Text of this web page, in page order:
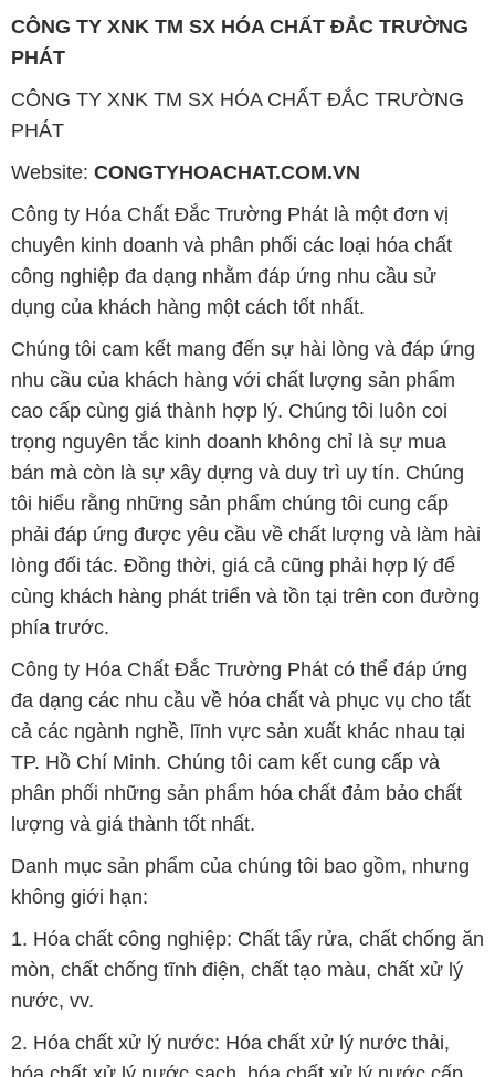
CÔNG TY XNK TM SX HÓA CHẤT ĐẮC TRƯỜNG
PHÁT
CÔNG TY XNK TM SX HÓA CHẤT ĐẮC TRƯỜNG
PHÁT
Website: CONGTYHOACHAT.COM.VN
Công ty Hóa Chất Đắc Trường Phát là một đơn vị
chuyên kinh doanh và phân phối các loại hóa chất
công nghiệp đa dạng nhằm đáp ứng nhu cầu sử
dụng của khách hàng một cách tốt nhất.
Chúng tôi cam kết mang đến sự hài lòng và đáp ứng
nhu cầu của khách hàng với chất lượng sản phẩm
cao cấp cùng giá thành hợp lý. Chúng tôi luôn coi
trọng nguyên tắc kinh doanh không chỉ là sự mua
bán mà còn là sự xây dựng và duy trì uy tín. Chúng
tôi hiểu rằng những sản phẩm chúng tôi cung cấp
phải đáp ứng được yêu cầu về chất lượng và làm hài
lòng đối tác. Đồng thời, giá cả cũng phải hợp lý để
cùng khách hàng phát triển và tồn tại trên con đường
phía trước.
Công ty Hóa Chất Đắc Trường Phát có thể đáp ứng
đa dạng các nhu cầu về hóa chất và phục vụ cho tất
cả các ngành nghề, lĩnh vực sản xuất khác nhau tại
TP. Hồ Chí Minh. Chúng tôi cam kết cung cấp và
phân phối những sản phẩm hóa chất đảm bảo chất
lượng và giá thành tốt nhất.
Danh mục sản phẩm của chúng tôi bao gồm, nhưng
không giới hạn:
1. Hóa chất công nghiệp: Chất tẩy rửa, chất chống ăn
mòn, chất chống tĩnh điện, chất tạo màu, chất xử lý
nước, vv.
2. Hóa chất xử lý nước: Hóa chất xử lý nước thải,